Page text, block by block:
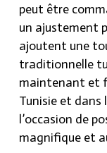
peut être
un ajustement
ajoutent une
traditionnelle
maintenant et
Tunisie et dans
l’occasion de
magnifique et